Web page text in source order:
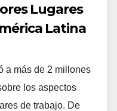
Lugares
Latina
a más de 2 millones
los aspectos
de trabajo. De